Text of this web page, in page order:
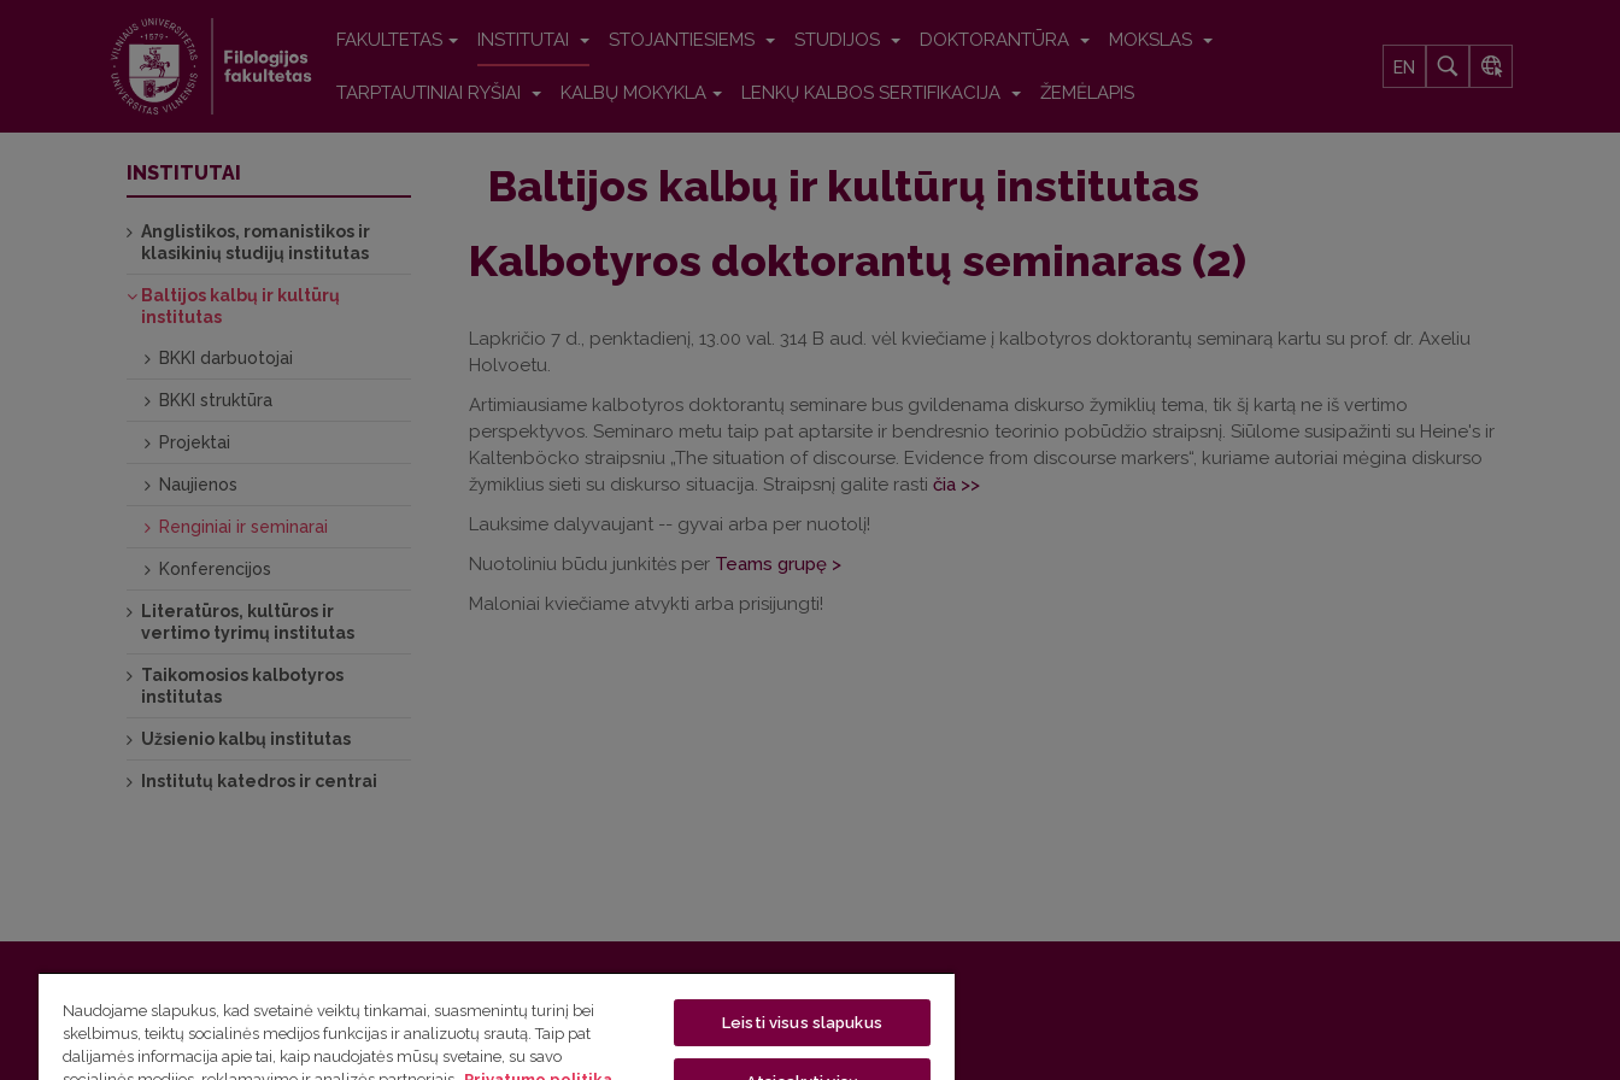
FAKULTETAS INSTITUTAI STOJANTIESIEMS STUDIJOS DOKTORANTŪRA MOKSLAS
TARPTAUTINIAI RYŠIAI KALBŲ MOKYKLA LENKŲ KALBOS SERTIFIKACIJA ŽEMĖLAPIS
EN
Baltijos kalbų ir kultūrų institutas
Kalbotyros doktorantų seminaras (2)
Lapkričio 7 d., penktadienį, 13.00 val. 314 B aud. vėl kviečiame į kalbotyros doktorantų seminarą kartu su prof. dr. Axeliu
Holvoetu.
Artimiausiame kalbotyros doktorantų seminare bus gvildenama diskurso žymiklių tema, tik šį kartą ne iš vertimo
perspektyvos. Seminaro metu taip pat aptarsite ir bendresnio teorinio pobūdžio straipsnį. Siūlome susipažinti su Heine's ir
Kaltenböcko straipsniu „The situation of discourse. Evidence from discourse markers“, kuriame autoriai mėgina diskurso
žymiklius sieti su diskurso situacija. Straipsnį galite rasti čia >>
Lauksime dalyvaujant -- gyvai arba per nuotolį!
Nuotoliniu būdu junkitės per Teams grupę >
Maloniai kviečiame atvykti arba prisijungti!
INSTITUTAI
Anglistikos, romanistikos ir
klasikinių studijų institutas
Baltijos kalbų ir kultūrų
institutas
BKKI darbuotojai
BKKI struktūra
Projektai
Naujienos
Renginiai ir seminarai
Konferencijos
Literatūros, kultūros ir
vertimo tyrimų institutas
Taikomosios kalbotyros
institutas
Užsienio kalbų institutas
Institutų katedros ir centrai
Vilniaus universitetas Filologijos fakultetas | Universiteto g. 5, LT-01131 Vilnius
Studijų skyriaus(studijų ir tvarkaraščio klausimai) tel. (0 5) 268 7208 | El. paštasstudijos@flf.vu.lt
Naudojame slapukus, kad svetainė veiktų tinkamai, suasmenintų turinį bei
skelbimus, teiktų socialinės medijos funkcijas ir analizuotų srautą. Taip pat
dalijamės informacija apie tai, kaip naudojatės mūsų svetaine, su savo
Leisti visus slapukus